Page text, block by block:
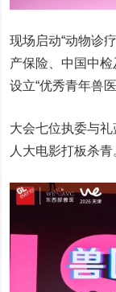
现场启动“动物诊
产保险、中国中
设立“优秀青年兽
大会七位执委与
人大电影打板杀青